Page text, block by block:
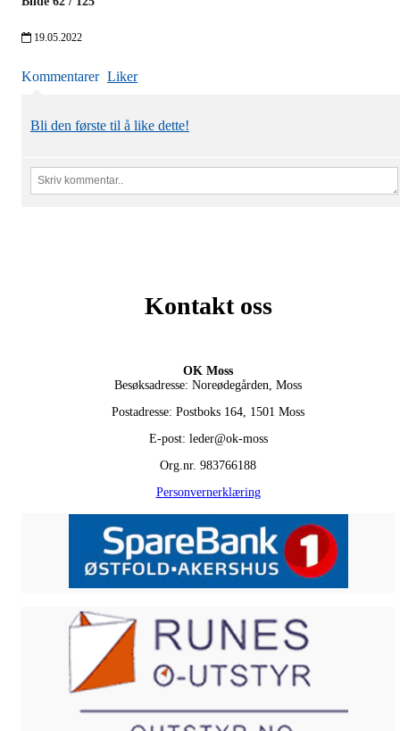
19.05.2022
Kommentarer Liker
Bli den første til å like dette!
Kontakt oss
OK Moss
Besøksadresse: Noreødegården, Moss
Postadresse: Postboks 164, 1501 Moss
E-post: leder@ok-moss
Org.nr. 983766188
Personvernerklæring